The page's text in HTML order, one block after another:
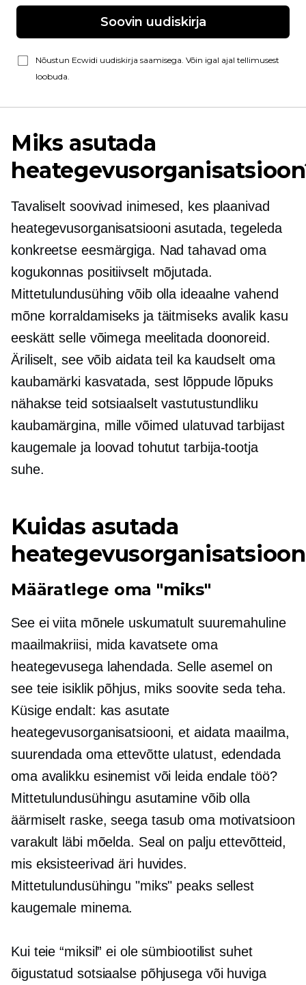
Soovin uudiskirja
Nõustun Ecwidi uudiskirja saamisega. Võin igal ajal tellimusest
loobuda.
Miks asutada
Tavaliselt soovivad inimesed, kes plaanivad
heategevusorganisatsiooni asutada, tegeleda
konkreetse eesmärgiga. Nad tahavad oma
kogukonnas positiivselt mõjutada.
Mittetulundusühing võib olla ideaalne vahend
mõne korraldamiseks ja täitmiseks avalik kasu
eeskätt selle võimega meelitada doonoreid.
Äriliselt, see võib aidata teil ka kaudselt oma
kaubamärki kasvatada, sest lõppude lõpuks
nähakse teid sotsiaalselt vastutustundliku
kaubamärgina, mille võimed ulatuvad tarbijast
kaugemale ja loovad tohututtarbija-tootja
suhe.
Kuidas asutada
Määratlege oma "miks"
See ei viita mõnele uskumatult suuremahuline
maailmakriisi, mida kavatsete oma
heategevusega lahendada. Selle asemel on
see teie isiklik põhjus, miks soovite seda teha.
Küsige endalt: kas asutate
heategevusorganisatsiooni, et aidata maailma,
suurendada oma ettevõtte ulatust, edendada
oma avalikku esinemist või leida endale töö?
Mittetulundusühingu asutamine võib olla
äärmiselt raske, seega tasub oma motivatsioon
varakult läbi mõelda. Seal on palju ettevõtteid,
mis eksisteerivad äri huvides.
Mittetulundusühingu "miks" peaks sellest
kaugemale minema.
Kui teie “miksil” ei ole sümbiootilist suhet
õigustatud sotsiaalse põhjusega või huviga